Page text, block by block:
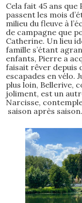
Cela fait 45 ans
passent les mois
milieu du fleuve à
de campagne que
Catherine. Un lieu
famille s’étant
enfants, Pierre a
faisait rêver depuis
escapades en vélo.
plus loin, Bellerive,
joliment, est un
Narcisse,
saison après saison.